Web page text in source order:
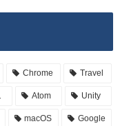
Chrome Travel
Atom Unity
macOS Google